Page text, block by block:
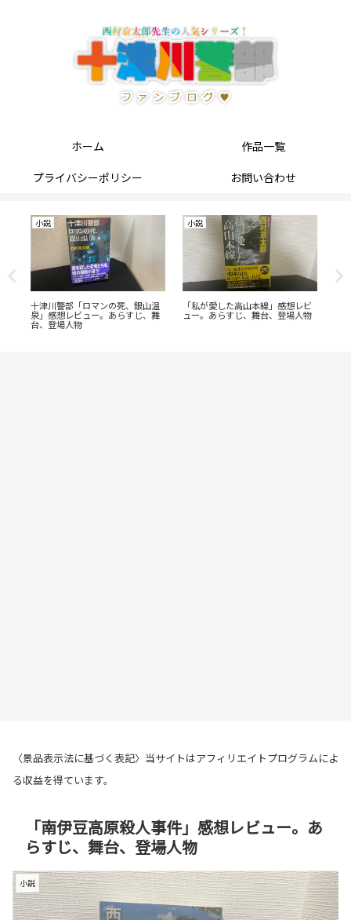
ホーム
作品一覧
プライバシーポリシー
お問い合わせ
小説
十津川警部「ロマンの死、銀山温
泉」感想レビュー。あらすじ、舞
台、登場人物
小説
「私が愛した高山本線」感想レビ
ュー。あらすじ、舞台、登場人物
〈景品表示法に基づく表記〉当サイトはアフィリエイトプログラムによ
る収益を得ています。
「南伊豆高原殺人事件」感想レビュー。あ
らすじ、舞台、登場人物
小説